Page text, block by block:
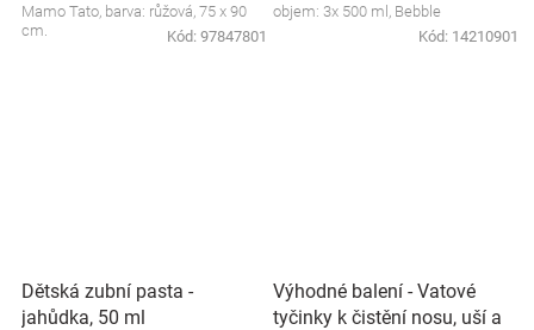
Mamo Tato, barva: růžová, 75 x 90
cm.
Kód: 97847801
objem: 3x 500 ml, Bebble
Kód: 14210901
Dětská zubní pasta -
jahůdka, 50 ml
Výhodné balení - Vatové
tyčinky k čistění nosu, uší a